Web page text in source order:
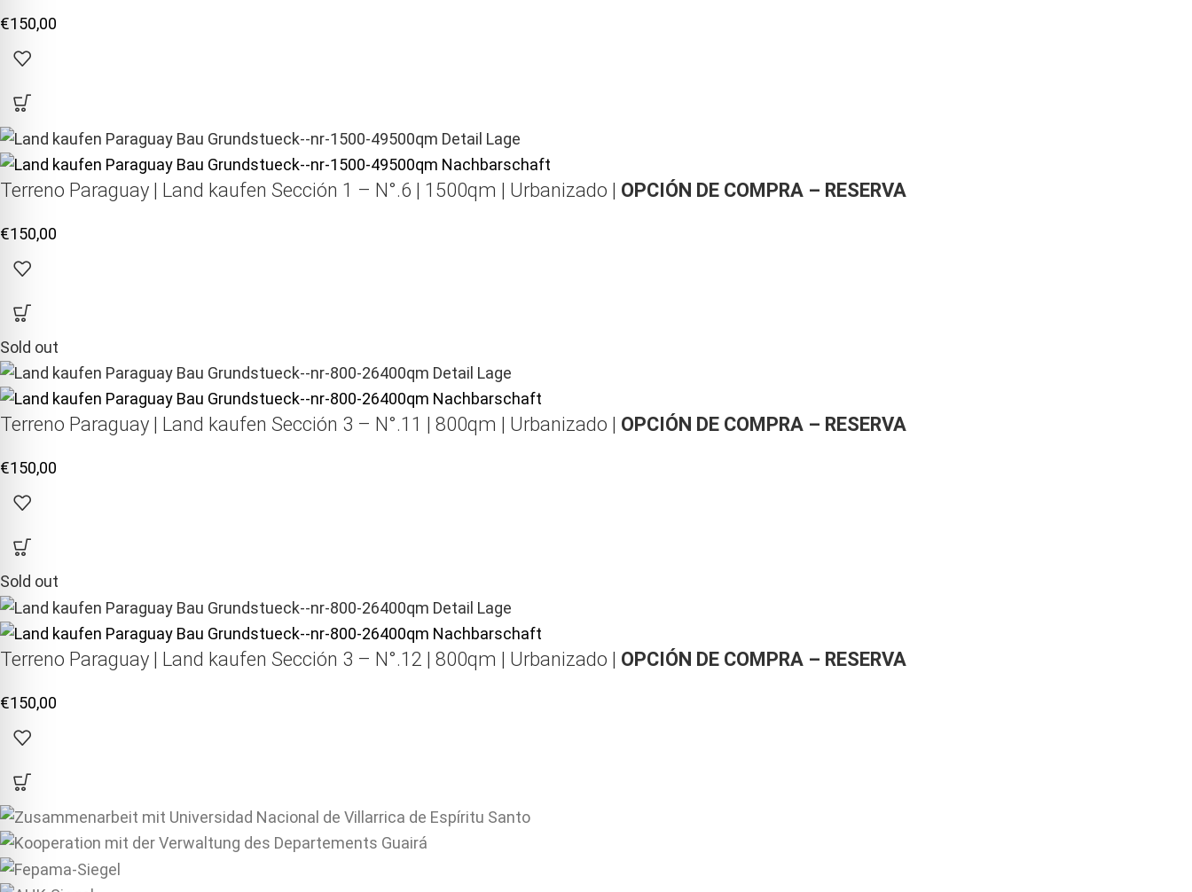
€150,00
Terreno Paraguay | Land kaufen Sección 1 – N°.6 | 1500qm | Urbanizado | OPCIÓN DE COMPRA – RESERVA
€150,00
Sold out
Terreno Paraguay | Land kaufen Sección 3 – N°.11 | 800qm | Urbanizado | OPCIÓN DE COMPRA – RESERVA
€150,00
Sold out
Terreno Paraguay | Land kaufen Sección 3 – N°.12 | 800qm | Urbanizado | OPCIÓN DE COMPRA – RESERVA
€150,00